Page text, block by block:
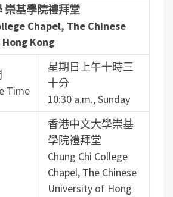
崇基學院禮拜堂
Chapel, The Chinese
Kong
Time
星期日上午十時三
十分
10:30 a.m., Sunday
香港中文大學崇基
學院禮拜堂
Chung Chi College
Chapel, The Chinese
University of Hong